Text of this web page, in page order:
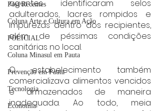
Post Recentes
Coluna Arte e Cultura em Ação
POLICIAL
Coluna Minasul em Pauta
Prevenção em Pauta
Tecnologia
Economia
agentes identificaram selos
adulterados, lacres rompidos e
impurezas dentro dos recipientes,
além de péssimas condições
sanitárias no local.
O estabelecimento também
comercializava alimentos vencidos
e armazenados de maneira
inadequada. Ao todo, meia